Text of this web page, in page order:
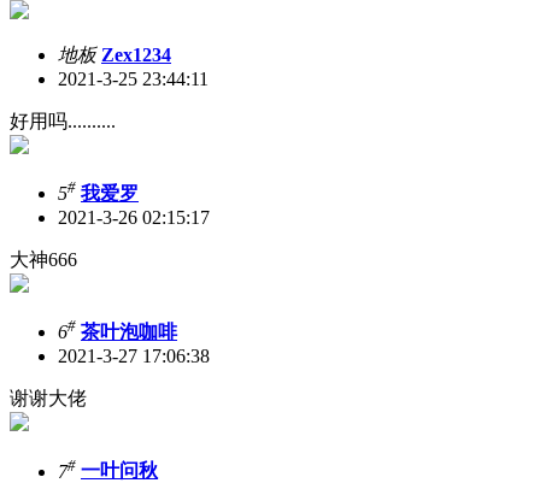
地板 Zex1234
2021-3-25 23:44:11
好用吗..........
5# 我爱罗
2021-3-26 02:15:17
大神666
6# 茶叶泡咖啡
2021-3-27 17:06:38
谢谢大佬
7# 一叶问秋